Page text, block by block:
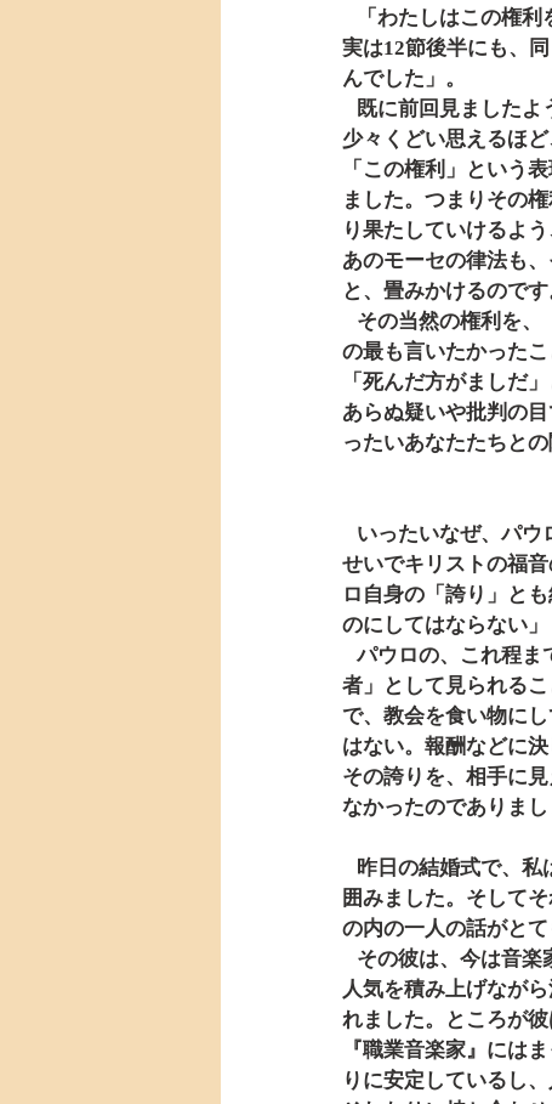
実は12節後半にも、
んでした」。
少々くどい思えるほ
「この権利」という
ました。つまりその
り果たしていけるよ
あのモーセの律法も
と、畳みかけるのです
の最も言いたかった
「死んだ方がましだ
あらぬ疑いや批判の
ったいあなたたちと
せいでキリストの福
ロ自身の「誇り」と
のにしてはならない」
   パウロの、これ程までの潔白な姿から想像できることは、彼は、自らがいわゆる「職業伝道
者」として見られる
で、教会を食い物に
はない。報酬などに
その誇りを、相手に
なかったのでありまし
囲みました。そして
の内の一人の話がとて
人気を積み上げなが
れました。ところが
『職業音楽家』には
りに安定しているし